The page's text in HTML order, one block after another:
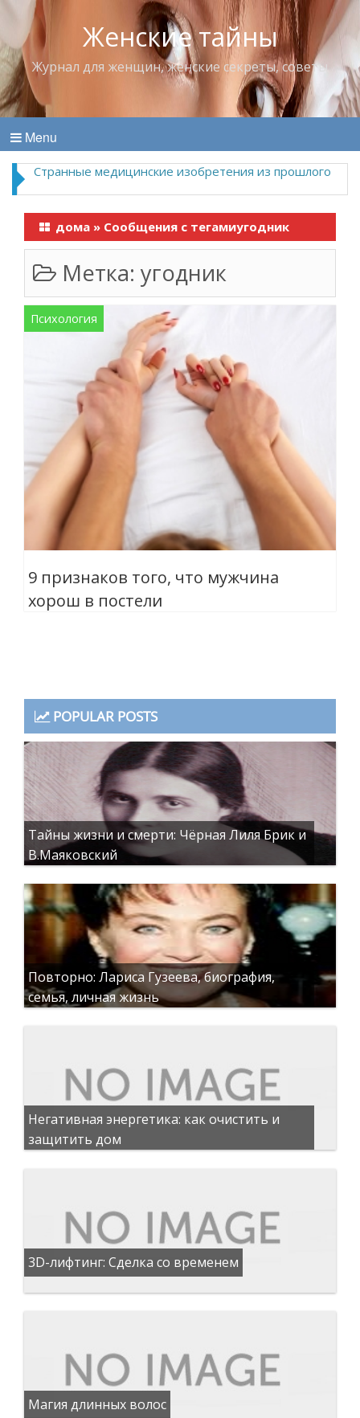
Женские тайны
Журнал для женщин, женские секреты, советы
Menu
Странные медицинские изобретения из прошлого
дома » Сообщения с тегамиугодник
Метка: угодник
Психология
9 признаков того, что мужчина
хорош в постели
POPULAR POSTS
Тайны жизни и смерти: Чёрная Лиля Брик и
В.Маяковский
Повторно: Лариса Гузеева, биография,
семья, личная жизнь
Негативная энергетика: как очистить и
защитить дом
3D-лифтинг: Сделка со временем
Магия длинных волос